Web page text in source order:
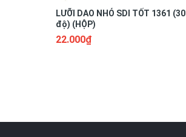
LƯỠI DAO NHỎ SDI TỐT 1361 (30
độ) (HỘP)
22.000₫